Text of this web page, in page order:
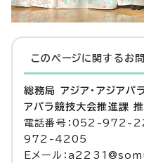
このページに関する お
総務局 アジア・アジアパ
アパラ競技大会推進課
電話番号：052-972-
972-4205
Eメール：